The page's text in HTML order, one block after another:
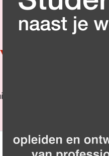
de
elke middag in je
Meld je aan